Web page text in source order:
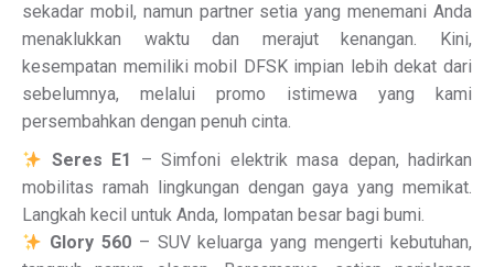
sekadar mobil, namun partner setia yang menemani Anda
menaklukkan waktu dan merajut kenangan. Kini,
kesempatan memiliki mobil DFSK impian lebih dekat dari
sebelumnya, melalui promo istimewa yang kami
persembahkan dengan penuh cinta.
Seres E1
– Simfoni elektrik masa depan, hadirkan
mobilitas ramah lingkungan dengan gaya yang memikat.
Langkah kecil untuk Anda, lompatan besar bagi bumi.
Glory 560– SUV keluarga yang mengerti kebutuhan,